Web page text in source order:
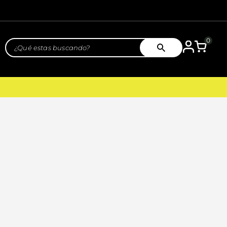
¿Qué estas buscando? 0